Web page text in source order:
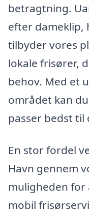
betragtning.
efter dameklip,
tilbyder vores
lokale frisører,
behov. Med et
området kan
passer bedst til
En stor fordel
Havn gennem
muligheden for
mobil